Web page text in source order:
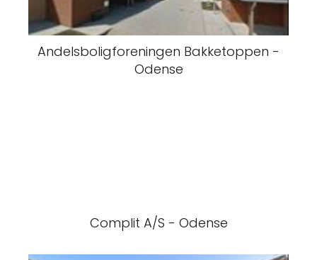
Andelsboligforeningen Bakketoppen -
Odense
Complit A/S - Odense